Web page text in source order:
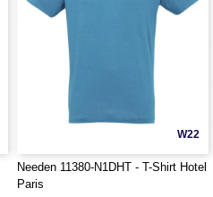
W22
Needen 11380-N1DHT - T-Shirt Hotel
Paris